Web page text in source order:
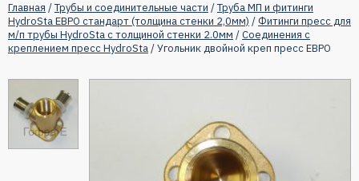
Главная /Трубы и соединительные части /Труба МП и фитинги
HydroSta ЕВРО стандарт (толщина стенки 2,0мм) / Фитинги пресс для
м/п трубы HydroSta с толщиной стенки 2.0мм /Соединения с
креплением пресс HydroSta/ Угольник двойной креп пресс ЕВРО